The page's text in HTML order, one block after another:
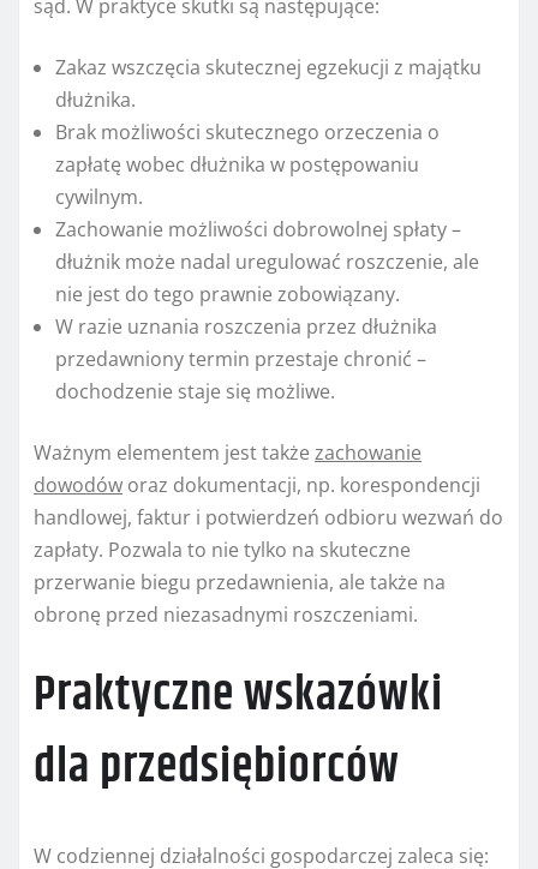
sąd. W praktyce skutki są następujące:
Zakaz wszczęcia skutecznej egzekucji z majątku
dłużnika.
Brak możliwości skutecznego orzeczenia o
zapłatę wobec dłużnika w postępowaniu
cywilnym.
Zachowanie możliwości dobrowolnej spłaty –
dłużnik może nadal uregulować roszczenie, ale
nie jest do tego prawnie zobowiązany.
W razie uznania roszczenia przez dłużnika
przedawniony termin przestaje chronić –
dochodzenie staje się możliwe.
Ważnym elementem jest także zachowanie
dowodów oraz dokumentacji, np. korespondencji
handlowej, faktur i potwierdzeń odbioru wezwań do
zapłaty. Pozwala to nie tylko na skuteczne
przerwanie biegu przedawnienia, ale także na
obronę przed niezasadnymi roszczeniami.
Praktyczne wskazówki
dla przedsiębiorców
W codziennej działalności gospodarczej zaleca się: